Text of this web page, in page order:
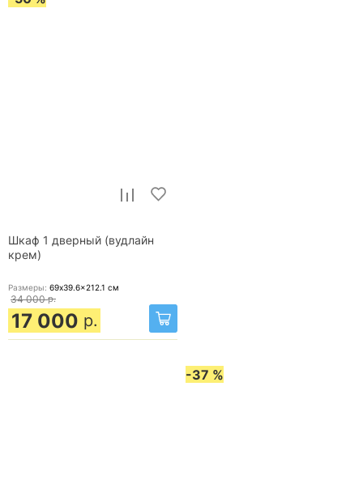
Шкаф 1 дверный (вудлайн
крем)
Размеры: 69x39.6x212.1 см
34 000 р.
17 000 р.
-37 %